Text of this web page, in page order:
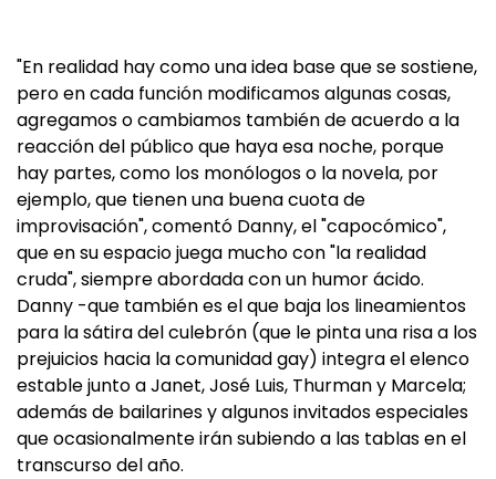
"En realidad hay como una idea base que se sostiene,
pero en cada función modificamos algunas cosas,
agregamos o cambiamos también de acuerdo a la
reacción del público que haya esa noche, porque
hay partes, como los monólogos o la novela, por
ejemplo, que tienen una buena cuota de
improvisación", comentó Danny, el "capocómico",
que en su espacio juega mucho con "la realidad
cruda", siempre abordada con un humor ácido.
Danny -que también es el que baja los lineamientos
para la sátira del culebrón (que le pinta una risa a los
prejuicios hacia la comunidad gay) integra el elenco
estable junto a Janet, José Luis, Thurman y Marcela;
además de bailarines y algunos invitados especiales
que ocasionalmente irán subiendo a las tablas en el
transcurso del año.